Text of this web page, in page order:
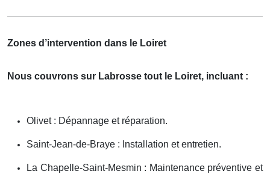
Zones d’intervention dans le Loiret
Nous couvrons sur Labrosse tout le Loiret, incluant :
Olivet : Dépannage et réparation.
Saint-Jean-de-Braye : Installation et entretien.
La Chapelle-Saint-Mesmin : Maintenance préventive et